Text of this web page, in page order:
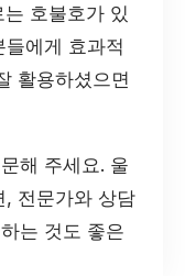
호불호가 있
에게 효과적
활용하셨으면
해 주세요. 울
, 전문가와 상담
는 것도 좋은